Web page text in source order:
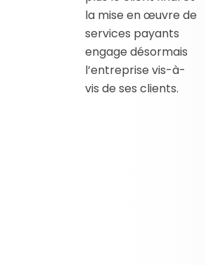
la mise en œuvre de
services payants
engage désormais
l’entreprise vis-à-
vis de ses clients.